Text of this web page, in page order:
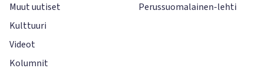
Muut uutiset
Kulttuuri
Videot
Kolumnit
Perussuomalainen-lehti